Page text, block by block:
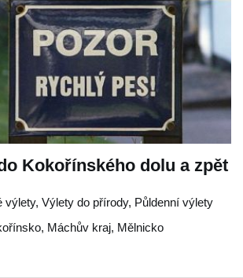
Kokořínského dolu a zpět
výlety, Výlety do přírody, Půldenní výlety
, Máchův kraj, Mělnicko